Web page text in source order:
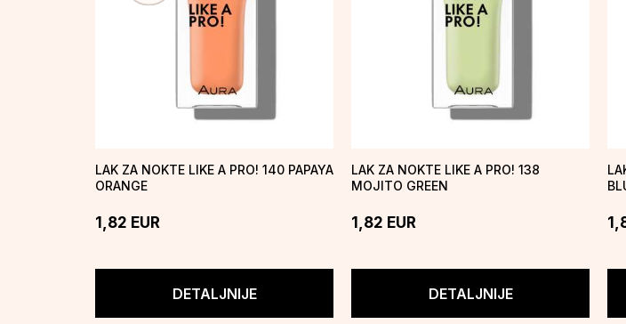
LAK ZA NOKTE LIKE A PRO! 140 PAPAYA
ORANGE
DETALJNIJE
1,82 EUR
LAK ZA NOKTE LIKE A PRO! 138
MOJITO GREEN
DETALJNIJE
1,82 EUR